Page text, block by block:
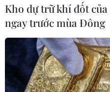
Kho dự trữ khí đốt của
ngay trước mùa Đông